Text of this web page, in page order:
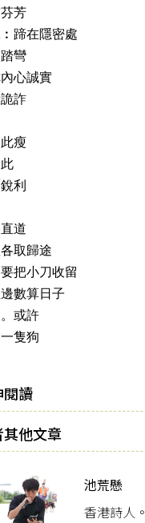
芳
蹄在隱密處
彎
心誠實
詐
瘦
利
道
取歸途
把小刀收留
數算日子
或許
隻狗
讀
他文章
池荒懸
香港詩人